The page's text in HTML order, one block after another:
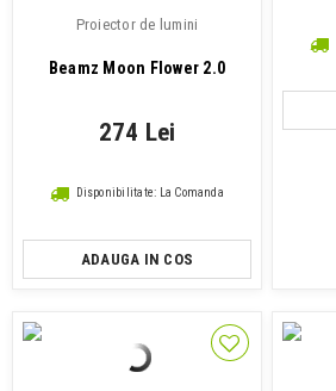
Proiector de lumini
Beamz Moon Flower 2.0
274 Lei
Disponibilitate: La Comanda
ADAUGA IN COS